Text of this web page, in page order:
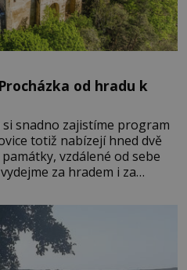
od hradu k
snadno zajistíme program
totiž nabízejí hned dvě
vzdálené od sebe
za hradem i za
vrchoviny vznikla někdy
kronikáři zaznamenali